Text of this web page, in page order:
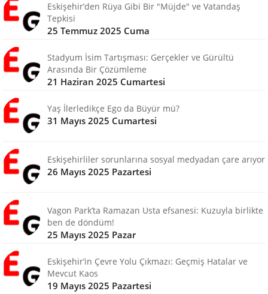
Eskişehir’den Rüya Gibi Bir "Müjde" ve Vatandaş
Tepkisi
25 Temmuz 2025 Cuma
Stadyum İsim Tartışması: Gerçekler ve Gürültü
Arasında Bir Çözümleme
21 Haziran 2025 Cumartesi
Yaş İlerledikçe Ego da Büyür mü?
31 Mayıs 2025 Cumartesi
Eskişehirliler sorunlarına sosyal medyadan çare arıyor
26 Mayıs 2025 Pazartesi
Vagon Park’ta Ramazan Usta efsanesi: Kuzuyla birlikte
ben de döndüm!
25 Mayıs 2025 Pazar
Eskişehir’in Çevre Yolu Çıkmazı: Geçmiş Hatalar ve
Mevcut Kaos
19 Mayıs 2025 Pazartesi